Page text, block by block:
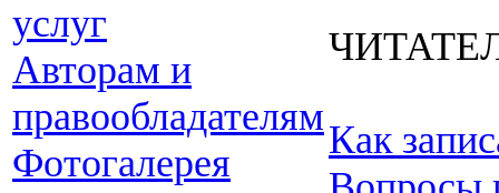
услуг
Авторам и
правообладателям
Фотогалерея
Как